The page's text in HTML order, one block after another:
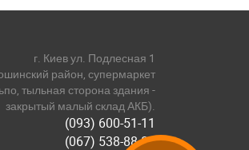
г. Киев ул. Подлесная 1
район, супермаркет
тыльная сторона здания -
закрытый малый склад АКБ).
(093) 600-51-11
(067) 538-88-81